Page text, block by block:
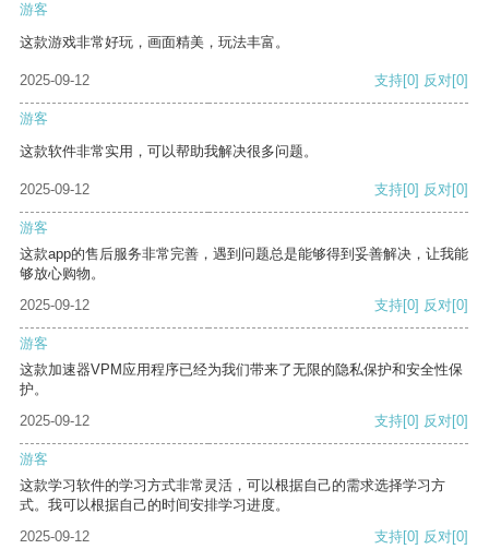
游客
这款游戏非常好玩，画面精美，玩法丰富。
2025-09-12 支持[0] 反对[0]
游客
这款软件非常实用，可以帮助我解决很多问题。
2025-09-12 支持[0] 反对[0]
游客
这款app的售后服务非常完善，遇到问题总是能够得到妥善解决，让我能
够放心购物。
2025-09-12
支持[0] 反对[0]
游客
这款加速器VPM应用程序已经为我们带来了无限的隐私保护和安全性保
护。
2025-09-12
支持[0] 反对[0]
游客
这款学习软件的学习方式非常灵活，可以根据自己的需求选择学习方
式。我可以根据自己的时间安排学习进度。
2025-09-12
支持[0] 反对[0]